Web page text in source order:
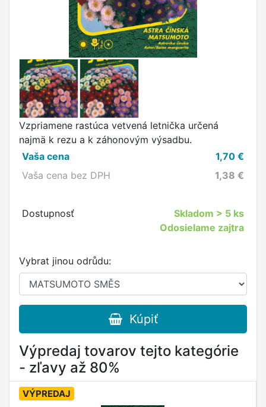
Vzpriamene rastúca vetvená letnička určená
najmä k rezu a k záhonovým výsadbu.
Vaša cena
1,70 €
Vaša cena bez DPH
1,38 €
Dostupnosť Skladom > 5 ks
Odosielame zajtra
Vybrat jinou odrůdu:
Kúpiť
Výpredaj tovarov tejto kategórie
- zľavy až 80%
VÝPREDAJ